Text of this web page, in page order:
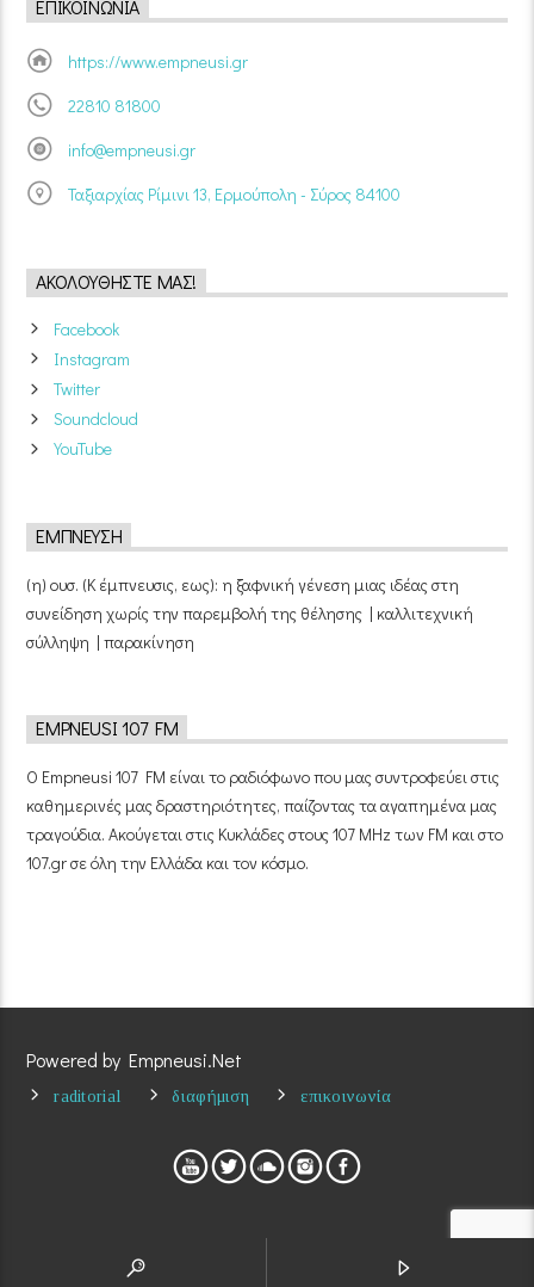
ΕΠΙΚΟΙΝΩΝΊΑ
https://www.empneusi.gr
22810 81800
info@empneusi.gr
Ταξιαρχίας Ρίμινι 13, Ερμούπολη - Σύρος 84100
ΑΚΟΛΟΥΘΉΣΤΕ ΜΑΣ!
Facebook
Instagram
Twitter
Soundcloud
YouTube
ΈΜΠΝΕΥΣΗ
(η) ουσ. (Κ έμπνευσις, εως): η ξαφνική γένεση μιας ιδέας στη
συνείδηση χωρίς την παρεμβολή της θέλησης | καλλιτεχνική
σύλληψη | παρακίνηση
EMPNEUSI 107 FM
Ο Empneusi 107 FM είναι το ραδιόφωνο που μας συντροφεύει στις
καθημερινές μας δραστηριότητες, παίζοντας τα αγαπημένα μας
τραγούδια. Ακούγεται στις Κυκλάδες στους 107 MHz των FM και στο
107.gr σε όλη την Ελλάδα και τον κόσμο.
Powered by Empneusi.Net
raditorial διαφήμιση επικοινωνία